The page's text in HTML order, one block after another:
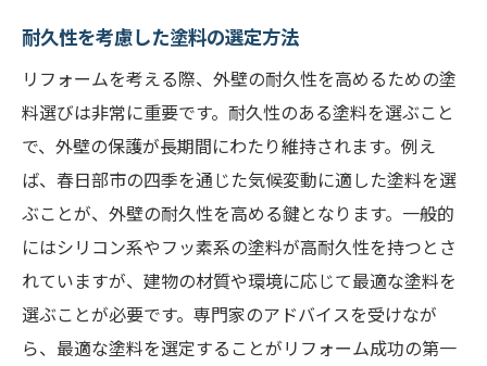
耐久性を考慮した塗料の選定方法
リフォームを考える際、外壁の耐久性を高めるための塗
料選びは非常に重要です。耐久性のある塗料を選ぶこと
で、外壁の保護が長期間にわたり維持されます。例え
ば、春日部市の四季を通じた気候変動に適した塗料を選
ぶことが、外壁の耐久性を高める鍵となります。一般的
にはシリコン系やフッ素系の塗料が高耐久性を持つとさ
れていますが、建物の材質や環境に応じて最適な塗料を
選ぶことが必要です。専門家のアドバイスを受けなが
ら、最適な塗料を選定することがリフォーム成功の第一